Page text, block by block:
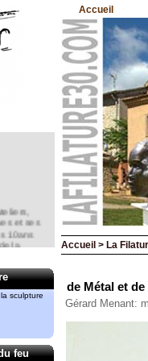
et ses
10ans
la
le
sculpture
feu
Accueil
Accueil > La
de Métal et de
Gérard Menant: